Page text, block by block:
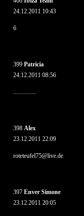
24.12.2011 10:43
6
399 Patricia
24.12.2011 08:56
...............
398 Alex
23.12.2011 22:09
roteteufel75@live.de
397 Enver Simone
23.12.2011 20:05